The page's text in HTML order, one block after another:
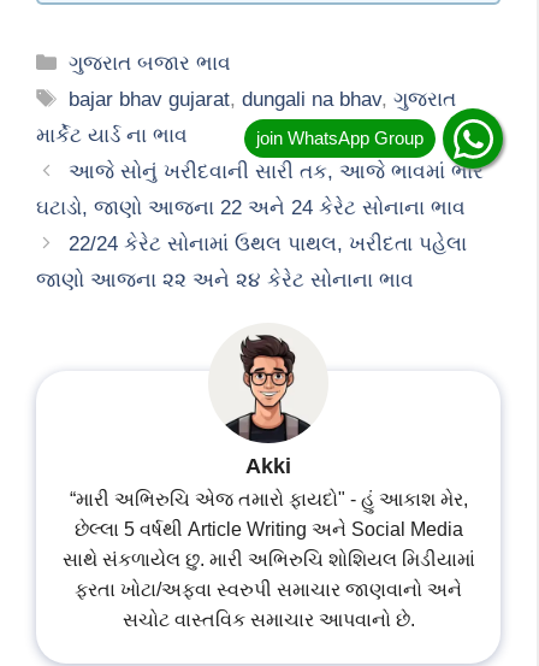
Categories
ગુજરાત બજાર ભાવ
Tags
bajar bhav gujarat,dungali na bhav,ગુજરાત
માર્કેટ યાર્ડ ના ભાવ
આજે સોનું ખરીદવાની સારી તક, આજે ભાવમાં ભારે
ઘટાડો, જાણો આજના 22 અને 24 કેરેટ સોનાના ભાવ
22/24 કેરેટ સોનામાં ઉથલ પાથલ, ખરીદતા પહેલા
જાણો આજના ૨૨ અને ૨૪ કેરેટ સોનાના ભાવ
Akki
“મારી અભિરુચિ એજ તમારો ફાયદો" - હું આકાશ મેર,
છેલ્લા 5 વર્ષથી Article Writing અને Social Media
સાથે સંકળાયેલ છુ. મારી અભિરુચિ શોશિયલ મિડીયામાં
ફરતા ખોટા/અફવા સ્વરુપી સમાચાર જાણવાનો અને
સચોટ વાસ્તવિક સમાચાર આપવાનો છે.